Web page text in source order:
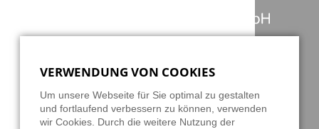
D-42859 Remscheid
+49 2191 4622158
info@a3t.de
VERWENDUNG VON COOKIES
Um unsere Webseite für Sie optimal zu gestalten
und fortlaufend verbessern zu können, verwenden
wir Cookies. Durch die weitere Nutzung der